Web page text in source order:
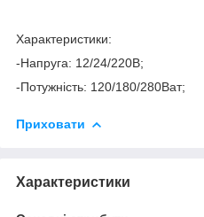
Характеристики:
-Напруга: 12/24/220В;
-Потужність: 120/180/280Ват;
Приховати
Характеристики